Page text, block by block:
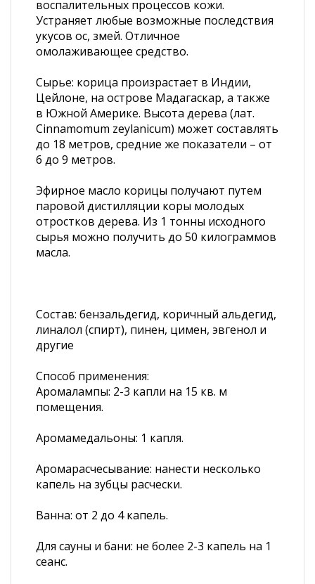
воспалительных процессов кожи.
Устраняет любые возможные последствия
укусов ос, змей. Отличное
омолаживающее средство.
Сырье: корица произрастает в Индии,
Цейлоне, на острове Мадагаскар, а также
в Южной Америке. Высота дерева (лат.
Cinnamomum zeylanicum) может составлять
до 18 метров, средние же показатели – от
6 до 9 метров.
Эфирное масло корицы получают путем
паровой дистилляции коры молодых
отростков дерева. Из 1 тонны исходного
сырья можно получить до 50 килограммов
масла.
Состав: бензальдегид, коричный альдегид,
линалол (спирт), пинен, цимен, эвгенол и
другие
Способ применения:
Аромалампы: 2-3 капли на 15 кв. м
помещения.
Аромамедальоны: 1 капля.
Аромарасчесывание: нанести несколько
капель на зубцы расчески.
Ванна: от 2 до 4 капель.
Для сауны и бани: не более 2-3 капель на 1
сеанс.